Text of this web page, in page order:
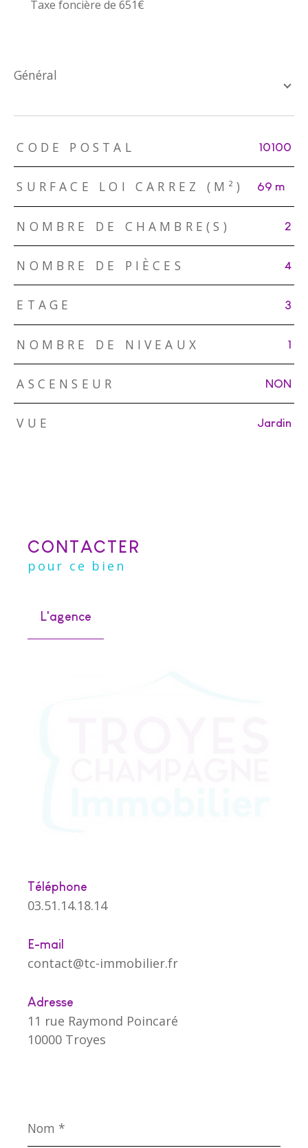
Taxe foncière de 651€
général
TRAD_ZEPHYR_Caracteristique TRAD_ZEPHYR_Valeurs
CODE POSTAL 10100
SURFACE LOI CARREZ (M²) 69 m²
NOMBRE DE CHAMBRE(S) 2
NOMBRE DE PIÈCES 4
ETAGE 3
NOMBRE DE NIVEAUX 1
ASCENSEUR NON
VUE Jardin
CONTACTER
pour ce bien
L'agence
Téléphone
03.51.14.18.14
E-mail
contact@tc-immobilier.fr
Adresse
11 rue Raymond Poincaré
10000 Troyes
*